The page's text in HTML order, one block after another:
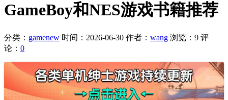
GameBoy和NES游戏书籍推荐
分类： gamenew 时间：2026-06-30 作者： wang 浏览：9 评
论： 0